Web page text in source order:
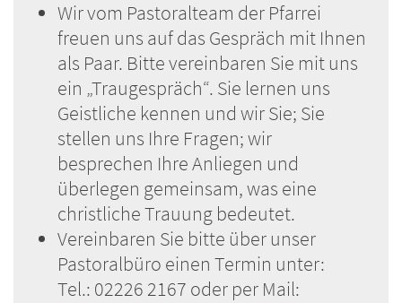
Wir vom Pastoralteam der Pfarrei
freuen uns auf das Gespräch mit Ihnen
als Paar. Bitte vereinbaren Sie mit uns
ein „Traugespräch“. Sie lernen uns
Geistliche kennen und wir Sie; Sie
stellen uns Ihre Fragen; wir
besprechen Ihre Anliegen und
überlegen gemeinsam, was eine
christliche Trauung bedeutet.
Vereinbaren Sie bitte über unser
Pastoralbüro einen Termin unter:
Tel.: 02226 2167 oder per Mail: